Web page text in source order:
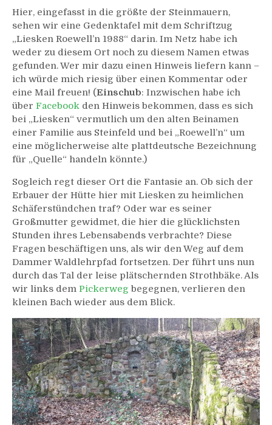
Hier, eingefasst in die größte der Steinmauern,
sehen wir eine Gedenktafel mit dem Schriftzug
„Liesken Roewell’n 1988“ darin. Im Netz habe ich
weder zu diesem Ort noch zu diesem Namen etwas
gefunden. Wer mir dazu einen Hinweis liefern kann –
ich würde mich riesig über einen Kommentar oder
eine Mail freuen! (Einschub: Inzwischen habe ich
über Facebook den Hinweis bekommen, dass es sich
bei „Liesken“ vermutlich um den alten Beinamen
einer Familie aus Steinfeld und bei „Roewell’n“ um
eine möglicherweise alte plattdeutsche Bezeichnung
für „Quelle“ handeln könnte.)
Sogleich regt dieser Ort die Fantasie an. Ob sich der
Erbauer der Hütte hier mit Liesken zu heimlichen
Schäferstündchen traf? Oder war es seiner
Großmutter gewidmet, die hier die glücklichsten
Stunden ihres Lebensabends verbrachte? Diese
Fragen beschäftigen uns, als wir den Weg auf dem
Dammer Waldlehrpfad fortsetzen. Der führt uns nun
durch das Tal der leise plätschernden Strothbäke. Als
wir links dem Pickerweg begegnen, verlieren den
kleinen Bach wieder aus dem Blick.